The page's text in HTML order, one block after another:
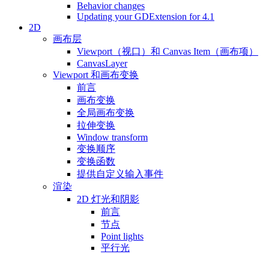
Behavior changes
Updating your GDExtension for 4.1
2D
画布层
Viewport（视口）和 Canvas Item（画布项）
CanvasLayer
Viewport 和画布变换
前言
画布变换
全局画布变换
拉伸变换
Window transform
变换顺序
变换函数
提供自定义输入事件
渲染
2D 灯光和阴影
前言
节点
Point lights
平行光